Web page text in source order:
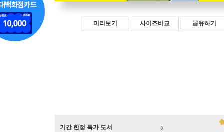
미리보기 사이즈비교 공유하기
기간 한정 특가 도서